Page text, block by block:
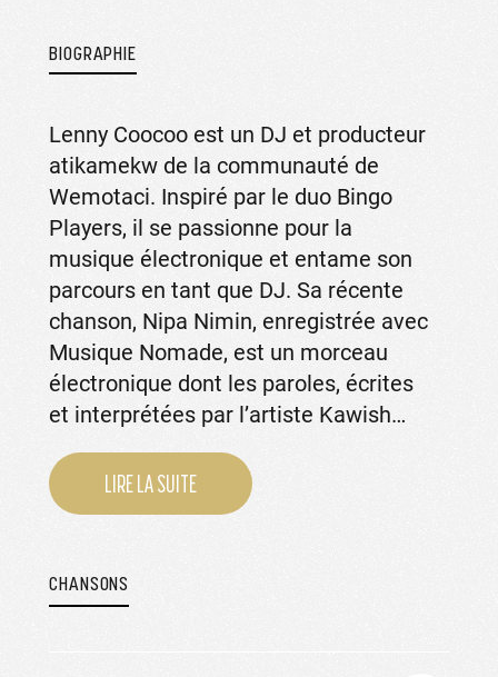
BIOGRAPHIE
Lenny Coocoo est un DJ et producteur
atikamekw de la communauté de
Wemotaci. Inspiré par le duo Bingo
Players, il se passionne pour la
musique électronique et entame son
parcours en tant que DJ. Sa récente
chanson, Nipa Nimin, enregistrée avec
Musique Nomade, est un morceau
électronique dont les paroles, écrites
et interprétées par l’artiste Kawish…
LIRE LA SUITE
CHANSONS